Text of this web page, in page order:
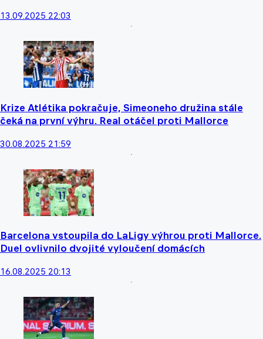
13.09.2025 22:03
Krize Atlétika pokračuje, Simeoneho družina stále
čeká na první výhru. Real otáčel proti Mallorce
30.08.2025 21:59
Barcelona vstoupila do LaLigy výhrou proti Mallorce.
Duel ovlivnilo dvojité vyloučení domácích
16.08.2025 20:13